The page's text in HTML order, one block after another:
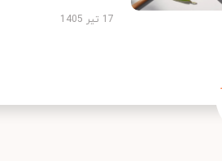
17 تیر 1405